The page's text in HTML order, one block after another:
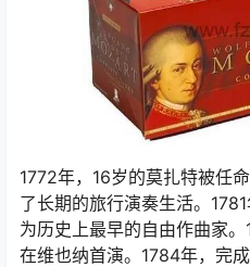
1772年，16岁的莫扎特被任
了长期的旅行演奏生活。
为历史上最早的自由作曲家
在维也纳首演。1784年，完